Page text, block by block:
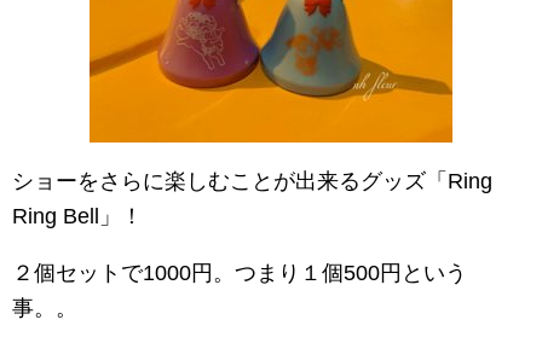
ショーをさらに楽しむことが出来るグッズ「Ring
Ring Bell」！
２個セットで1000円。つまり１個500円という
事。。